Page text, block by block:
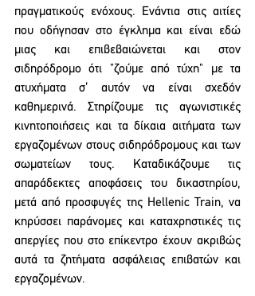
πραγματικούς ενόχους. Ενάντια στις αιτίες
που οδήγησαν στο έγκλημα και είναι εδώ
μιας και επιβεβαιώνεται και στον
σιδηρόδρομο ότι "ζούμε από τύχη" με τα
ατυχήματα σ’ αυτόν να είναι σχεδόν
καθημερινά. Στηρίζουμε τις αγωνιστικές
κινητοποιήσεις και τα δίκαια αιτήματα των
εργαζομένων στους σιδηρόδρομους και των
σωματείων τους. Καταδικάζουμε τις
απαράδεκτες αποφάσεις του δικαστηρίου,
μετά από προσφυγές της Hellenic Train, να
κηρύσσει παράνομες και καταχρηστικές τις
απεργίες που στο επίκεντρο έχουν ακριβώς
αυτά τα ζητήματα ασφάλειας επιβατών και
εργαζομένων.